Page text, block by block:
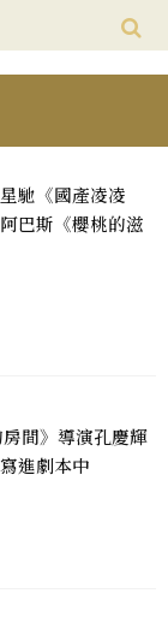
馳《國產凌凌
巴斯《櫻桃的滋
間》導演孔慶輝
進劇本中